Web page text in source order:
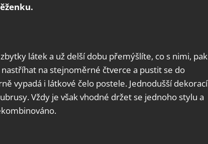
látek a už delší dobu přemýšlíte, co s nimi, pak
na stejnoměrné čtverce a pustit se do
vypadá i látkové čelo postele. Jednodušší dekorací
Vždy je však vhodné držet se jednoho stylu a